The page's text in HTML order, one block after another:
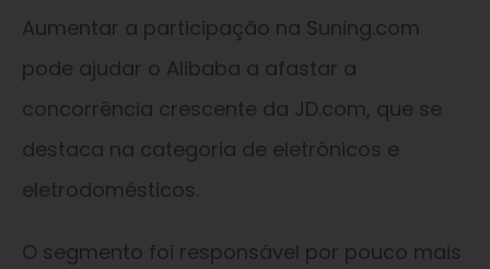
Aumentar a participação na Suning.com
pode ajudar o Alibaba a afastar a
concorrência crescente da JD.com, que se
destaca na categoria de eletrônicos e
eletrodomésticos.
O segmento foi responsável por pouco mais